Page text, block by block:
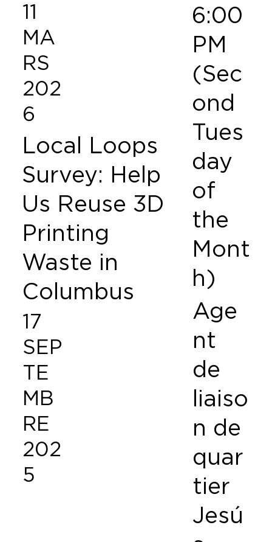
11
MA
RS
202
6
Local Loops
Survey: Help
Us Reuse 3D
Printing
Waste in
Columbus
17
SEP
TE
MB
RE
202
5
6:00
PM
(Sec
ond
Tues
day
of
the
Mont
h)
Age
nt
de
liaiso
n de
quar
tier
Jesú